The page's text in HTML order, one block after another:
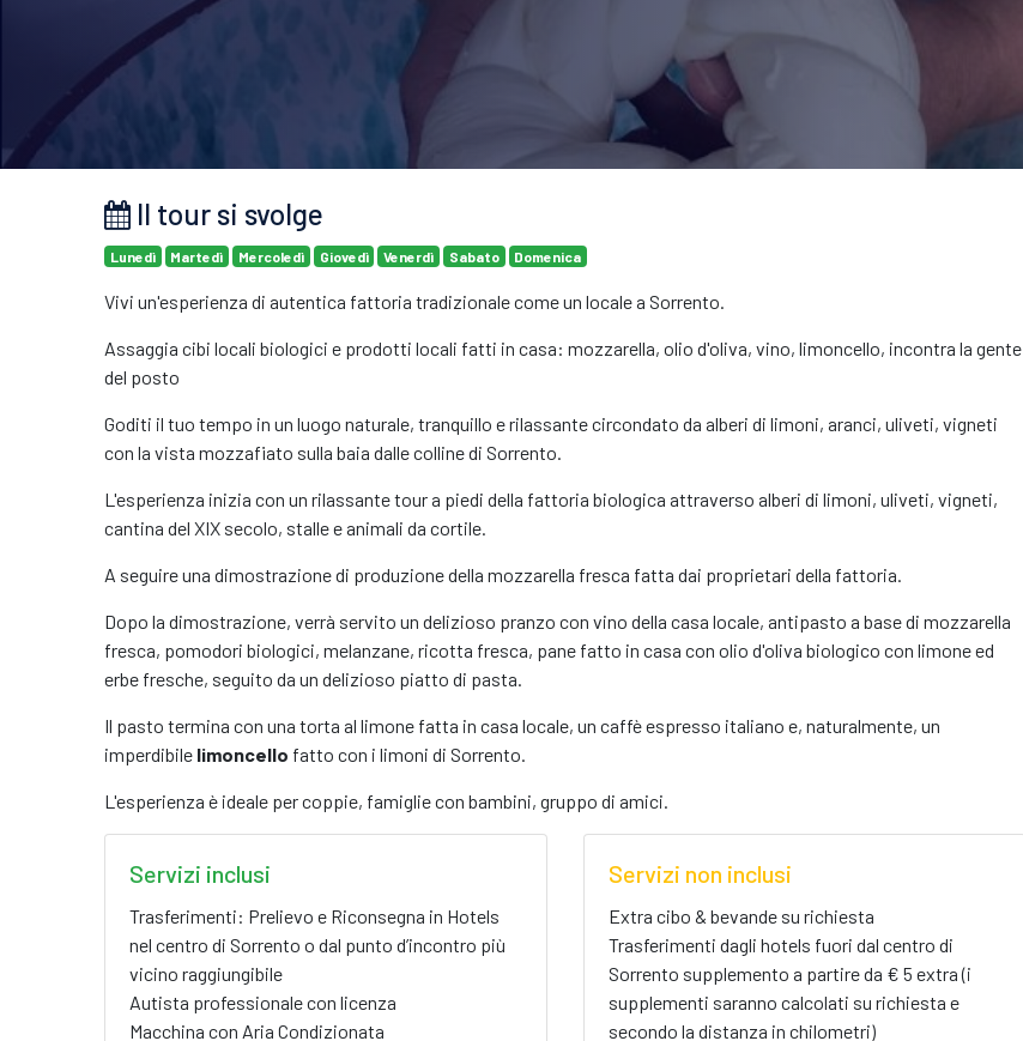
Il tour si svolge
Lunedì Martedì Mercoledì Giovedì Venerdì Sabato Domenica
Vivi un'esperienza di autentica fattoria tradizionale come un locale a Sorrento.
Assaggia cibi locali biologici e prodotti locali fatti in casa: mozzarella, olio d'oliva, vino, limoncello, incontra la gente
del posto
Goditi il tuo tempo in un luogo naturale, tranquillo e rilassante circondato da alberi di limoni, aranci, uliveti, vigneti
con la vista mozzafiato sulla baia dalle colline di Sorrento.
L'esperienza inizia con un rilassante tour a piedi della fattoria biologica attraverso alberi di limoni, uliveti, vigneti,
cantina del XIX secolo, stalle e animali da cortile.
A seguire una dimostrazione di produzione della mozzarella fresca fatta dai proprietari della fattoria.
Dopo la dimostrazione, verrà servito un delizioso pranzo con vino della casa locale, antipasto a base di mozzarella
fresca, pomodori biologici, melanzane, ricotta fresca, pane fatto in casa con olio d'oliva biologico con limone ed
erbe fresche, seguito da un delizioso piatto di pasta.
Il pasto termina con una torta al limone fatta in casa locale, un caffè espresso italiano e, naturalmente, un
imperdibile limoncello fatto con i limoni di Sorrento.
L'esperienza è ideale per coppie, famiglie con bambini, gruppo di amici.
Servizi inclusi
Trasferimenti: Prelievo e Riconsegna in Hotels
nel centro di Sorrento o dal punto d’incontro più
vicino raggiungibile
Autista professionale con licenza
Macchina con Aria Condizionata
Servizi non inclusi
Extra cibo & bevande su richiesta
Trasferimenti dagli hotels fuori dal centro di
Sorrento supplemento a partire da € 5 extra (i
supplementi saranno calcolati su richiesta e
secondo la distanza in chilometri)